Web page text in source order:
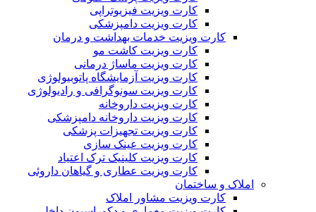
کارت ویزیت فیزیوتراپی
کارت ویزیت دامپزشکی
کارت ویزیت خدمات بهداشت و درمان
کارت ویزیت کاشت مو
کارت ویزیت ماساژ درمانی
کارت ویزیت آزمایشگاه پاتوبیولوژی
کارت ویزیت سونوگرافی و رادیولوژی
کارت ویزیت داروخانه
کارت ویزیت داروخانه دامپزشکی
کارت ویزیت تجهیزات پزشکی
کارت ویزیت عینک سازی
کارت ویزیت کلینیک ترک اعتیاد
کارت ویزیت عطاری و گیاهان داروئی
املاک و ساختمان
کارت ویزیت مشاور املاک